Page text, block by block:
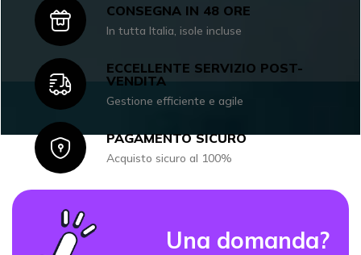
IconCONSEGNA IN 48 ORE
In tutta Italia, isole incluse
Icon
ECCELLENTE SERVIZIO POST-
VENDITA
Gestione efficiente e agile
IconPAGAMENTO SICURO
Acquisto sicuro al 100%
Una domanda?